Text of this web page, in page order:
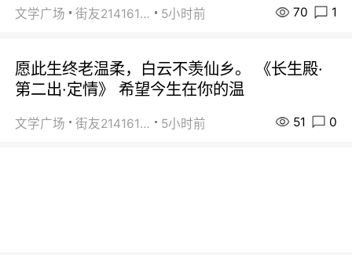
文学广场 街友21416156 5小时前 70 1
愿此生终老温柔，白云不羡仙乡。 《长生殿·
第二出·定情》 希望今生在你的温
文学广场 街友21416156 5小时前 51 0